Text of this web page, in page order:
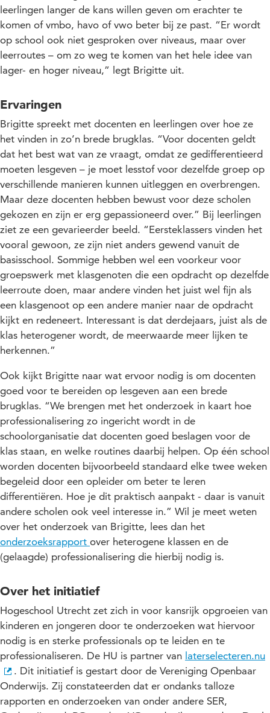
leerlingen langer de kans willen geven om erachter te
komen of vmbo, havo of vwo beter bij ze past. “Er wordt
op school ook niet gesproken over niveaus, maar over
leerroutes – om zo weg te komen van het hele idee van
lager- en hoger niveau,” legt Brigitte uit.
Ervaringen
Brigitte spreekt met docenten en leerlingen over hoe ze
het vinden in zo’n brede brugklas. “Voor docenten geldt
dat het best wat van ze vraagt, omdat ze gedifferentieerd
moeten lesgeven – je moet lesstof voor dezelfde groep op
verschillende manieren kunnen uitleggen en overbrengen.
Maar deze docenten hebben bewust voor deze scholen
gekozen en zijn er erg gepassioneerd over.” Bij leerlingen
ziet ze een gevarieerder beeld. “Eersteklassers vinden het
vooral gewoon, ze zijn niet anders gewend vanuit de
basisschool. Sommige hebben wel een voorkeur voor
groepswerk met klasgenoten die een opdracht op dezelfde
leerroute doen, maar andere vinden het juist wel fijn als
een klasgenoot op een andere manier naar de opdracht
kijkt en redeneert. Interessant is dat derdejaars, juist als de
klas heterogener wordt, de meerwaarde meer lijken te
herkennen.”
Ook kijkt Brigitte naar wat ervoor nodig is om docenten
goed voor te bereiden op lesgeven aan een brede
brugklas. “We brengen met het onderzoek in kaart hoe
professionalisering zo ingericht wordt in de
schoolorganisatie dat docenten goed beslagen voor de
klas staan, en welke routines daarbij helpen. Op één school
worden docenten bijvoorbeeld standaard elke twee weken
begeleid door een opleider om beter te leren
differentiëren. Hoe je dit praktisch aanpakt - daar is vanuit
andere scholen ook veel interesse in.” Wil je meet weten
over het onderzoek van Brigitte, lees dan het
onderzoeksrapport over heterogene klassen en de
(gelaagde) professionalisering die hierbij nodig is.
Over het initiatief
Hogeschool Utrecht zet zich in voor kansrijk opgroeien van
kinderen en jongeren door te onderzoeken wat hiervoor
nodig is en sterke professionals op te leiden en te
professionaliseren. De HU is partner van laterselecteren.nu
. Dit initiatief is gestart door de Vereniging Openbaar
Onderwijs. Zij constateerden dat er ondanks talloze
rapporten en onderzoeken van onder andere SER,